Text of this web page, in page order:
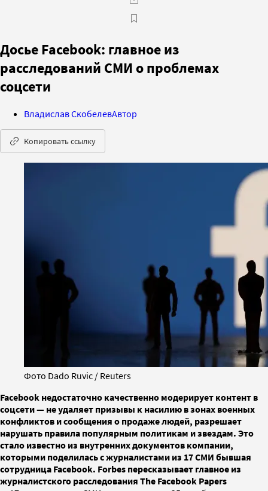
Досье Facebook: главное из
расследований СМИ о проблемах
соцсети
Владислав СкобелевАвтор
Копировать ссылку
Фото Dado Ruvic / Reuters
Facebook недостаточно качественно модерирует контент в
соцсети — не удаляет призывы к насилию в зонах военных
конфликтов и сообщения о продаже людей, разрешает
нарушать правила популярным политикам и звездам. Это
стало известно из внутренних документов компании,
которыми поделилась с журналистами из 17 СМИ бывшая
сотрудница Facebook. Forbes пересказывает главное из
журналистского расследования The Facebook Papers